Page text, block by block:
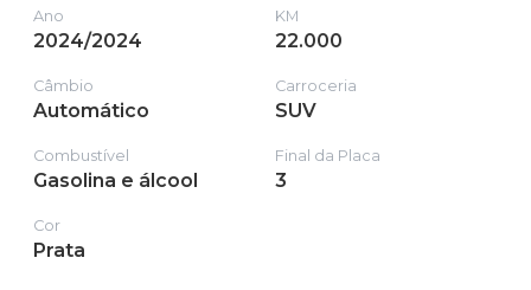
Ano
2024/2024
KM
22.000
Câmbio
Automático
Carroceria
SUV
Combustível
Gasolina e álcool
Final da Placa
3
Cor
Prata